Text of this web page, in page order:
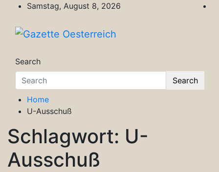
content
Samstag, August 8, 2026
Search
Search
Home
U-Ausschuß
Schlagwort: U-
Ausschuß